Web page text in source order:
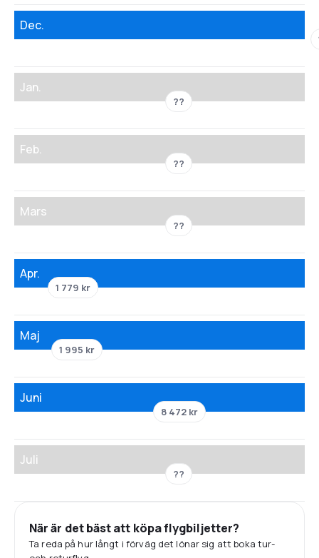
Dec.
Jan.
??
Feb.
??
Mars
??
Apr.
1 779 kr
Maj
1 995 kr
Juni
8 472 kr
Juli
??
När är det bäst att köpa flygbiljetter?
Ta reda på hur långt i förväg det lönar sig att boka tur-